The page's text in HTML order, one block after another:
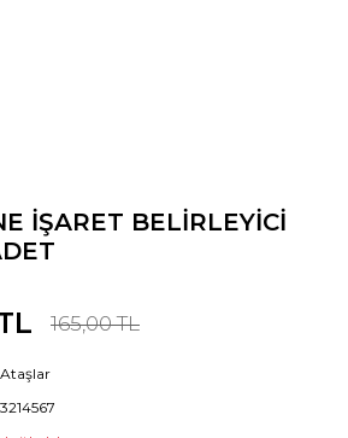
İŞARET BELİRLEYİCİ
165,00 TL
Ataşlar
3214567